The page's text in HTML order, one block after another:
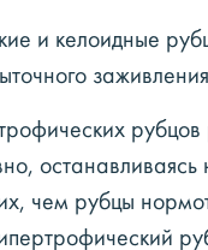
и келоидные
рубцов
чем рубцы